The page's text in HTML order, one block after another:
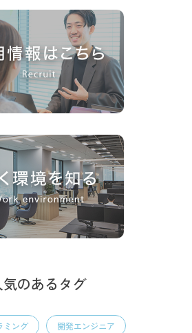
気のあるタグ
ミング 開発エンジニア